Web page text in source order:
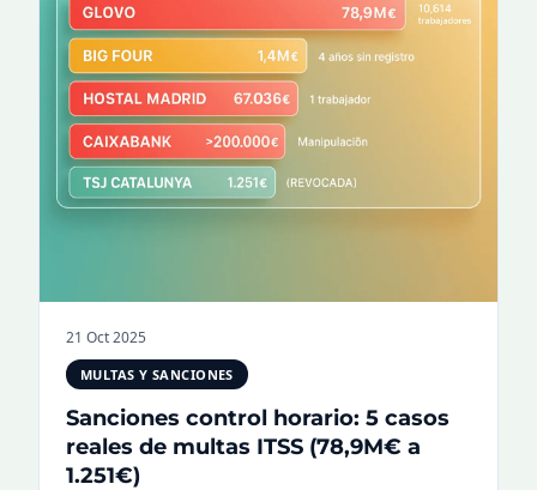
21 Oct 2025
MULTAS Y SANCIONES
Sanciones control horario: 5 casos
reales de multas ITSS (78,9M€ a
1.251€)